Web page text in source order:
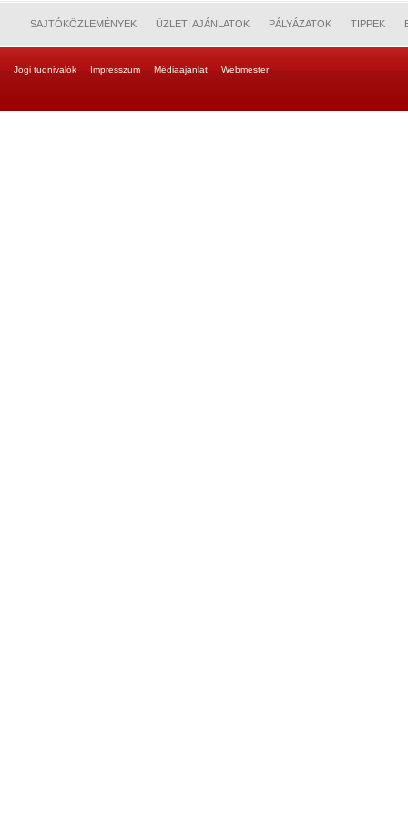
SAJTÓKÖZLEMÉNYEK ÜZLETI AJÁNLATOK PÁLYÁZATOK TIPPEK
Jogi tudnivalók Impresszum Médiaajánlat Webmester